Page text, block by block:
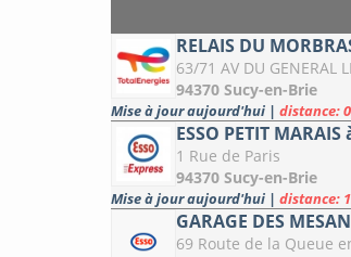
RELAIS DU
63/71 AV DU GENERAL
94370 Sucy-en-Brie
Mise à jour aujourd'hui | distance:
ESSO PETIT
1 Rue de Paris
94370 Sucy-en-Brie
Mise à jour aujourd'hui | distance:
GARAGE DES
69 Route de la Queue